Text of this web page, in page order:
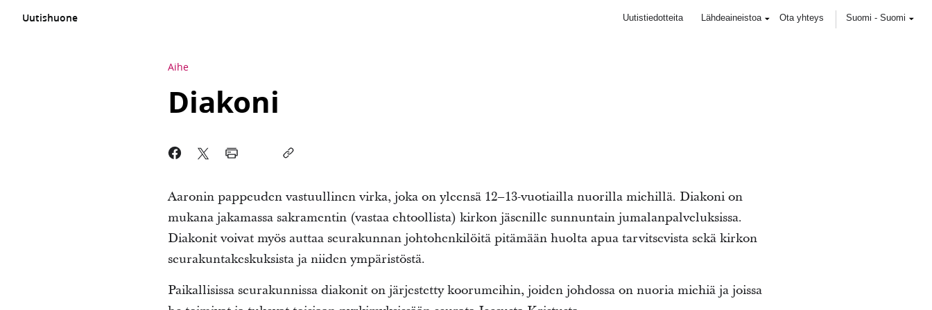
Uutishuone Uutistiedotteita Lähdeaineistoa Ota yhteys Suomi - Suomi
Aihe
Diakoni
Aaronin pappeuden vastuullinen virka, joka on yleensä 12–13-vuotiailla nuorilla miehillä. Diakoni on
mukana jakamassa sakramentin (vastaa ehtoollista) kirkon jäsenille sunnuntain jumalanpalveluksissa.
Diakonit voivat myös auttaa seurakunnan johtohenkilöitä pitämään huolta apua tarvitsevista sekä kirkon
seurakuntakeskuksista ja niiden ympäristöstä.
Paikallisissa seurakunnissa diakonit on järjestetty koorumeihin, joiden johdossa on nuoria miehiä ja joissa